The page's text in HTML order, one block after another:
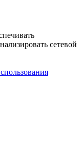
сетевой